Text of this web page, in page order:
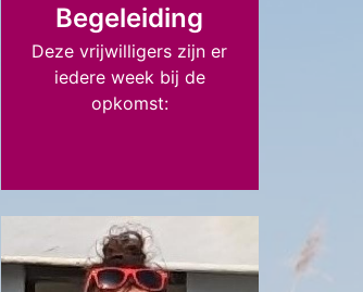
Begeleiding
Deze vrijwilligers zijn er
iedere week bij de
opkomst: